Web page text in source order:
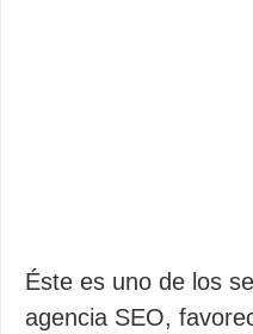
Éste es uno de los
agencia SEO,